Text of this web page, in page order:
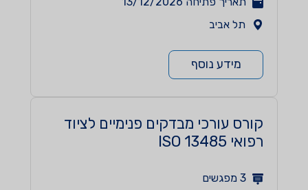
תל אביב
מידע נוסף
קורס עורכי מבדקים פנימיים לציוד
רפואי ISO 13485
3מפגשים